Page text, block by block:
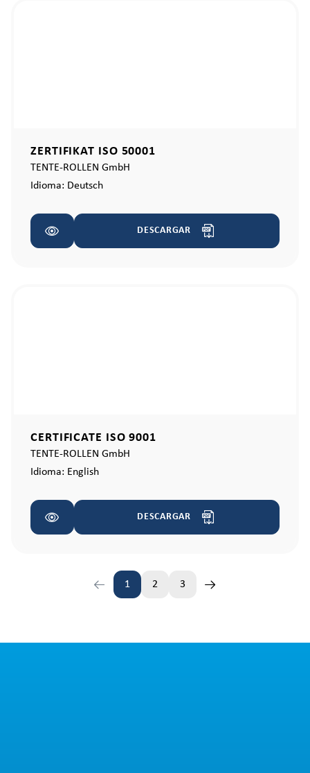
ZERTIFIKAT ISO 50001
TENTE-ROLLEN GmbH
Idioma: Deutsch
DESCARGAR
CERTIFICATE ISO 9001
TENTE-ROLLEN GmbH
Idioma: English
DESCARGAR
Página
1 2
Página
3